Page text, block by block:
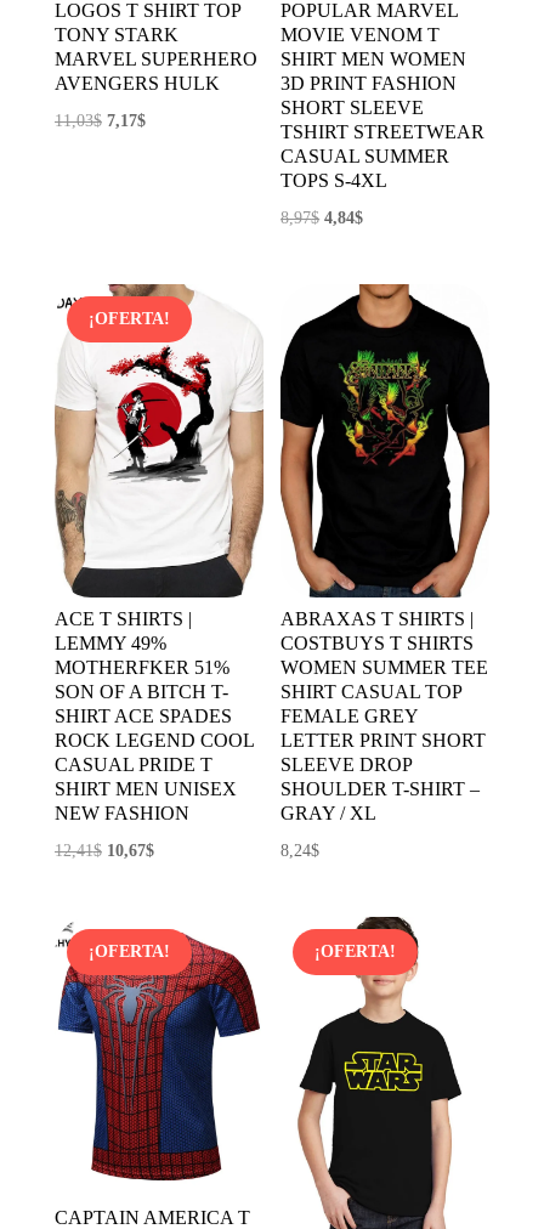
LOGOS T SHIRT TOP
TONY STARK
MARVEL SUPERHERO
AVENGERS HULK
11,03$ El
7,17$El
POPULAR MARVEL
MOVIE VENOM T
SHIRT MEN WOMEN
3D PRINT FASHION
SHORT SLEEVE
TSHIRT STREETWEAR
CASUAL SUMMER
TOPS S-4XL
8,97$ El
era:
4,84$El
¡OFERTA!
ACE T SHIRTS |
LEMMY 49%
MOTHERFKER 51%
SON OF A BITCH T-
SHIRT ACE SPADES
ROCK LEGEND COOL
CASUAL PRIDE T
SHIRT MEN UNISEX
NEW FASHION
12,41$ El
era:
12,41$.
10,67$El
es:
10,67$.
ABRAXAS T SHIRTS |
COSTBUYS T SHIRTS
WOMEN SUMMER TEE
SHIRT CASUAL TOP
FEMALE GREY
LETTER PRINT SHORT
SLEEVE DROP
SHOULDER T-SHIRT –
GRAY / XL
8,24$
¡OFERTA!
CAPTAIN AMERICA T
¡OFERTA!